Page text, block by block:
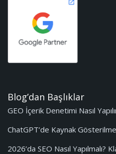
Blog’dan Başlıklar
GEO İçerik Denetimi Nasıl
ChatGPT’de Kaynak
2026’da SEO Nasıl Yapılmalı?